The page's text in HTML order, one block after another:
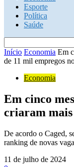
Esporte
Política
Saúde
Início Economia Em
de 11 mil empregos
Economia
Em cinco
criaram mais
De acordo o Caged,
ranking de novas
11 de julho de 2024